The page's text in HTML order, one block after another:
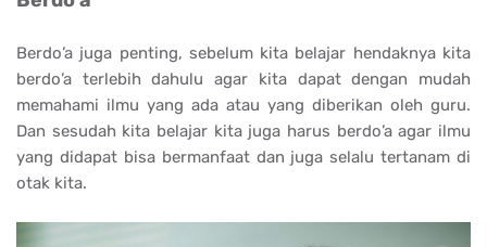
Berdo’a juga penting, sebelum kita belajar hendaknya kita
berdo’a terlebih dahulu agar kita dapat dengan mudah
memahami ilmu yang ada atau yang diberikan oleh guru.
Dan sesudah kita belajar kita juga harus berdo’a agar ilmu
yang didapat bisa bermanfaat dan juga selalu tertanam di
otak kita.